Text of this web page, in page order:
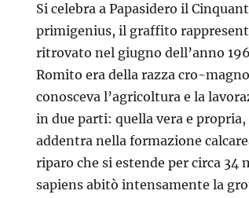
Si celebra a Papasidero il
primigenius, il graffito
ritrovato nel giugno dell’anno
Romito era della razza cro-
conosceva l’agricoltura e la
in due parti: quella vera e
addentra nella formazione
riparo che si estende per circa
sapiens abitò intensamente la